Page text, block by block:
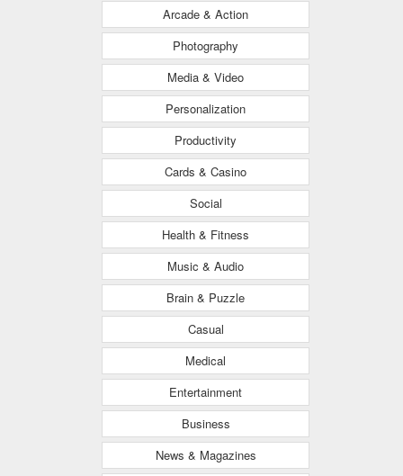
Arcade & Action
Photography
Media & Video
Personalization
Productivity
Cards & Casino
Social
Health & Fitness
Music & Audio
Brain & Puzzle
Casual
Medical
Entertainment
Business
News & Magazines